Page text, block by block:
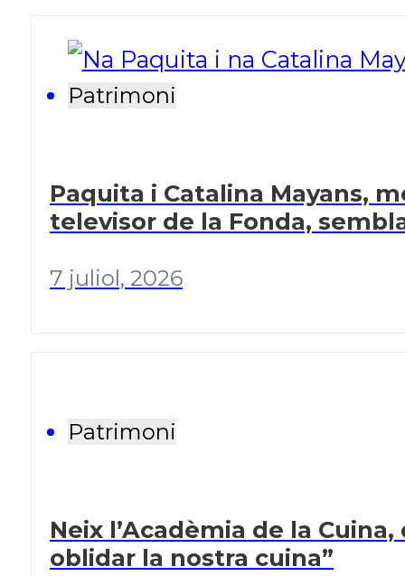
Patrimoni
Paquita i Catalina Mayans,
televisor de la Fonda,
7 juliol, 2026
Patrimoni
Neix l’Acadèmia de la
oblidar la nostra cuina”